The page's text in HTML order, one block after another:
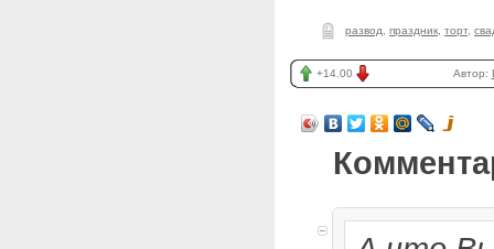
развод праздник торт,
+14.00 Автор: